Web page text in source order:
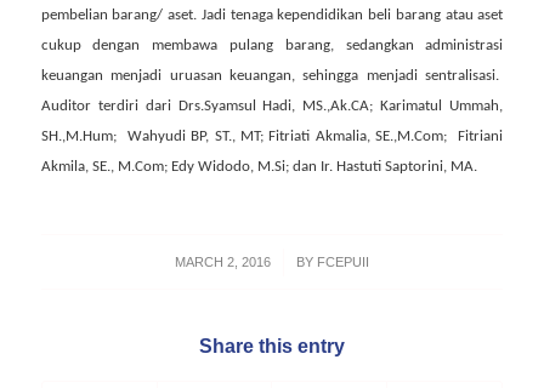
pembelian barang/ aset. Jadi tenaga kependidikan beli barang atau aset
cukup dengan membawa pulang barang, sedangkan administrasi
keuangan menjadi uruasan keuangan, sehingga menjadi sentralisasi.
Auditor terdiri dari Drs.Syamsul Hadi, MS.,Ak.CA; Karimatul Ummah,
SH.,M.Hum;
Wahyudi BP, ST., MT; Fitriati Akmalia, SE.,M.Com; Fitriani
Akmila, SE., M.Com; Edy Widodo, M.Si; dan Ir. Hastuti Saptorini, MA.
MARCH 2, 2016
/ BY FCEPUII
Share this entry